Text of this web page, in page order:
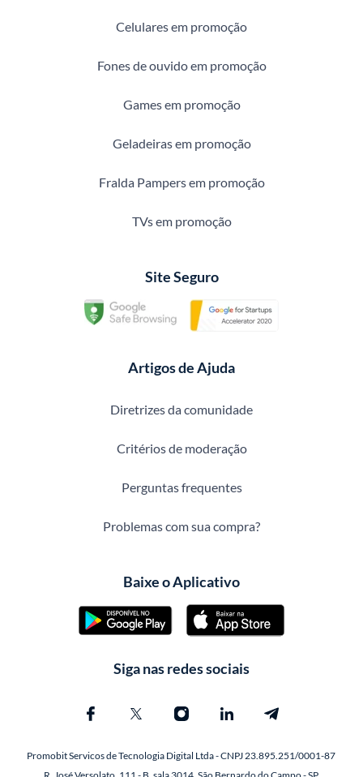
Celulares em promoção
Fones de ouvido em promoção
Games em promoção
Geladeiras em promoção
Fralda Pampers em promoção
TVs em promoção
Site Seguro
Artigos de Ajuda
Diretrizes da comunidade
Critérios de moderação
Perguntas frequentes
Problemas com sua compra?
Baixe o Aplicativo
Siga nas redes sociais
Promobit Servicos de Tecnologia Digital Ltda - CNPJ 23.895.251/0001-87